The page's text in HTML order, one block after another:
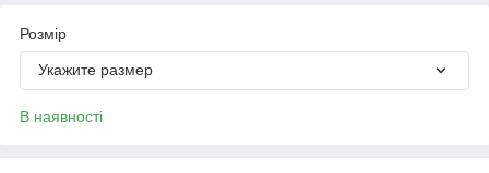
Розмір
Укажите размер
В наявності